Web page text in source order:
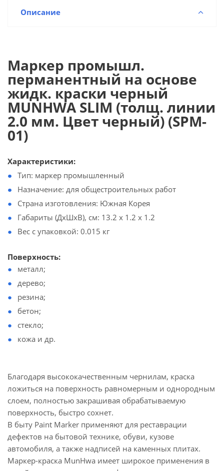
Описание
Маркер промышл.
перманентный на основе
жидк. краски черный
MUNHWA SLIM (толщ. линии
2.0 мм. Цвет черный) (SPM-
01)
Характеристики:
Тип: маркер промышленный
Назначение: для общестроительных работ
Страна изготовления: Южная Корея
Габариты (ДхШхВ), см: 13.2 x 1.2 x 1.2
Вес с упаковкой: 0.015 кг
Поверхность:
металл;
дерево;
резина;
бетон;
стекло;
кожа и др.
Благодаря высококачественным чернилам, краска
ложиться на поверхность равномерным и однородным
слоем, полностью закрашивая обрабатываемую
поверхность, быстро сохнет.
В быту Paint Marker применяют для реставрации
дефектов на бытовой технике, обуви, кузове
автомобиля, а также надписей на каменных плитах.
Маркер-краска MunHwa имеет широкое применения в